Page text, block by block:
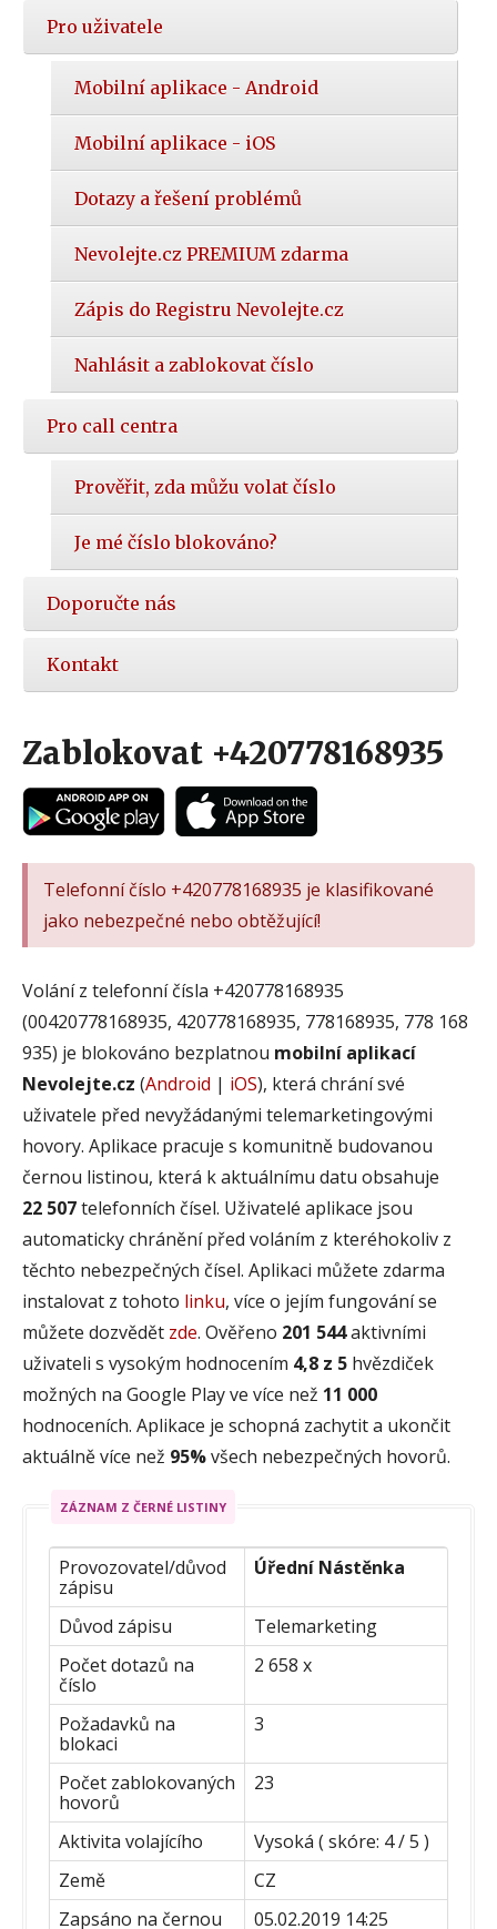
Pro uživatele
Mobilní aplikace - Android
Mobilní aplikace - iOS
Dotazy a řešení problémů
Nevolejte.cz PREMIUM zdarma
Zápis do Registru Nevolejte.cz
Nahlásit a zablokovat číslo
Pro call centra
Prověřit, zda můžu volat číslo
Je mé číslo blokováno?
Doporučte nás
Kontakt
Zablokovat +420778168935
Telefonní číslo +420778168935 je klasifikované
jako nebezpečné nebo obtěžující!
Volání z telefonní čísla +420778168935
(00420778168935, 420778168935, 778168935, 778 168
935) je blokováno bezplatnou mobilní aplikací
Nevolejte.cz (Android | iOS), která chrání své
uživatele před nevyžádanými telemarketingovými
hovory. Aplikace pracuje s komunitně budovanou
černou listinou, která k aktuálnímu datu obsahuje
22 507telefonních čísel. Uživatelé aplikace jsou
automaticky chránění před voláním z kteréhokoliv z
těchto nebezpečných čísel. Aplikaci můžete zdarma
instalovat z tohoto linku, více o jejím fungování se
můžete dozvědět zde. Ověřeno 201 544aktivními
uživateli s vysokým hodnocením 4,8 z 5 hvězdiček
možných na Google Play ve více než 11 000
hodnoceních. Aplikace je schopná zachytit a ukončit
aktuálně více než 95%všech nebezpečných hovorů.
ZÁZNAM Z ČERNÉ LISTINY
Provozovatel/důvod
zápisu
Úřední Nástěnka
Důvod zápisu
Telemarketing
Počet dotazů na
číslo
2 658 x
Požadavků na
blokaci
3
Počet zablokovaných
hovorů
23
Aktivita volajícího
Vysoká ( skóre: 4 / 5 )
Země
CZ
Zapsáno na černou
05.02.2019 14:25